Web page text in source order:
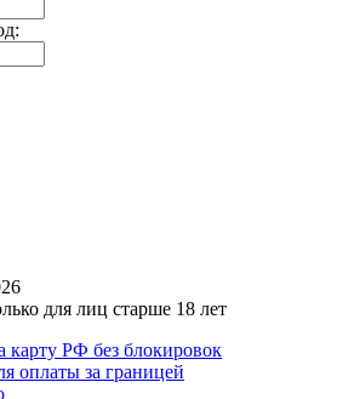
для лиц старше 18 лет
РФ без блокировок
оплаты за границей